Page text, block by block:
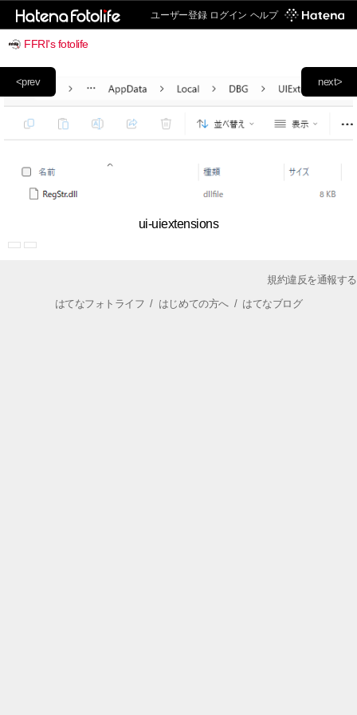
ユーザー登録 ログイン ヘルプ
FFRI's fotolife
next>
<prev
ui-uiextensions
規約違反を通報する
はてなフォトライフ / はじめての方へ/ はてなブログ